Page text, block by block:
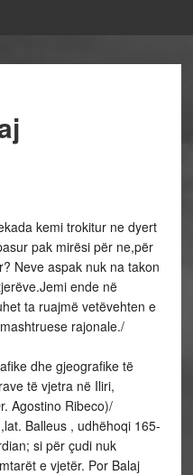
kemi trokitur ne dyert
pak mirësi për ne,për
Neve aspak nuk na takon
ende në
ta ruajmë vetëvehten e
rajonale./
dhe gjeografike të
të vjetra në Iliri,
Agostino Ribeco)/
Balleus , udhëhoqi 165-
si për çudi nuk
e vjetër. Por Balaj